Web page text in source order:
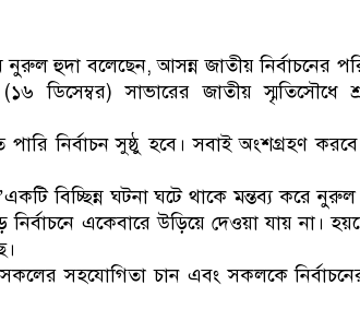
ডাকাতির
হুদা বলেছেন, আসন্ন জাতীয় নির্বাচনের
ডিসেম্বর) সাভারের জাতীয় স্মৃতিসৌধে
নির্বাচন সুষ্ঠু হবে। সবাই অংশগ্রহণ
বিচ্ছিন্ন ঘটনা ঘটে থাকে মন্তব্য করে
একেবারে উড়িয়ে দেওয়া যায় না।
সহযোগিতা চান এবং সকলকে